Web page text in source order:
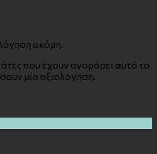
ακόμη.
που έχουν αγοράσει αυτό το
μία αξιολόγηση.